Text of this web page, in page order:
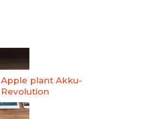
Apple plant Akku-
Revolution